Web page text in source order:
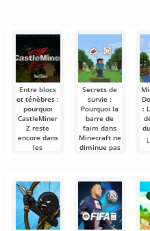
Entre blocs
et ténèbres :
pourquoi
CastleMiner
Z reste
encore dans
les
indépendants
du début des
Secrets de
survie :
Pourquoi la
barre de
faim dans
Minecraft ne
diminue pas
Survivre dans
le monde
cubique exige
une
: